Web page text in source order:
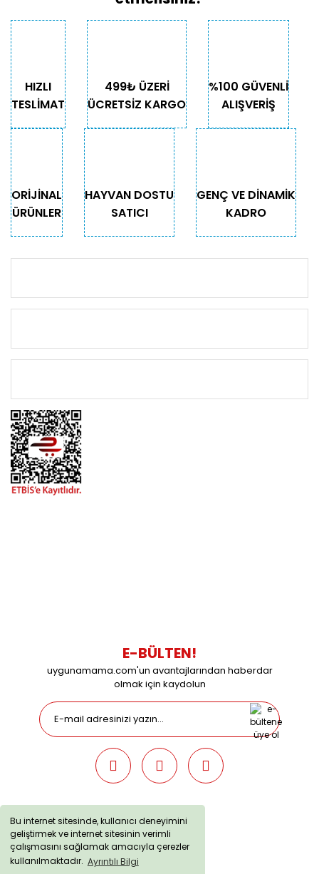
Bu internet sitesinde, kullanıcı deneyimini
geliştirmek ve internet sitesinin verimli
çalışmasını sağlamak amacıyla çerezler
kullanılmaktadır. Ayrıntılı Bilgi
HIZLI
TESLİMAT
499₺ ÜZERİ
ÜCRETSİZ KARGO
%100 GÜVENLİ
ALIŞVERİŞ
ORİJİNAL
ÜRÜNLER
HAYVAN DOSTU
SATICI
GENÇ VE DİNAMİK
KADRO
E-BÜLTEN!
uygunamama.com'un avantajlarından haberdar
olmak için kaydolun
uygunamama.com © 2019 - Tüm Hakları Saklıdır. Kredi kartı
bilgileriniz 256bit SSL sertifikası ile korunmaktadır.